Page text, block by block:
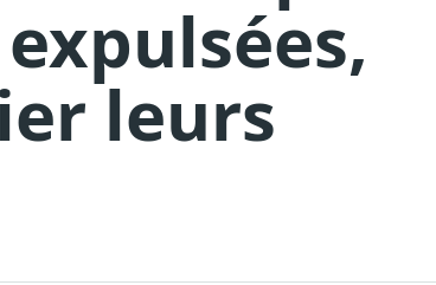
leurs